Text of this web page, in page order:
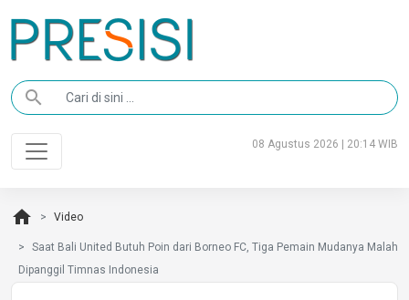
search
08 Agustus 2026 | 20:14 WIB
home Video
Saat Bali United Butuh Poin dari Borneo FC, Tiga Pemain Mudanya Malah
Dipanggil Timnas Indonesia